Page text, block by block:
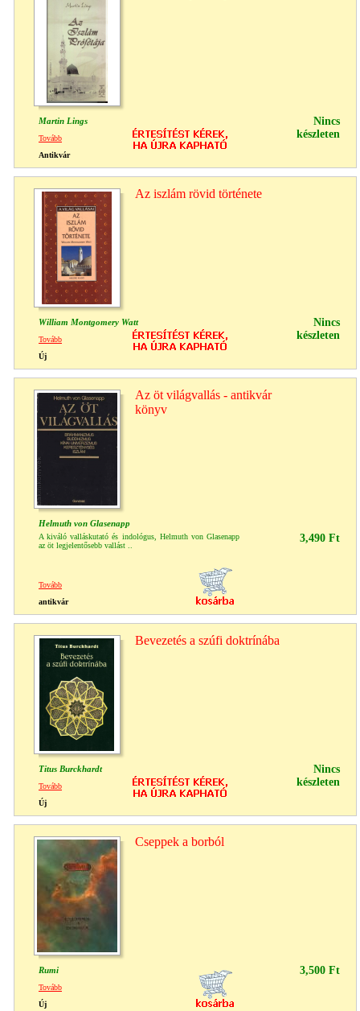
Martin Lings
Nincs
készleten
Tovább
Antikvár
Az iszlám rövid története
William Montgomery Watt
Nincs
készleten
Tovább
Új
Az öt világvallás - antikvár
könyv
Helmuth von Glasenapp
A kiváló valláskutató és indológus, Helmuth von Glasenapp
az öt legjelentősebb vallást ..
3,490 Ft
Tovább
antikvár
Bevezetés a szúfi doktrínába
Titus Burckhardt
Nincs
készleten
Tovább
Új
Cseppek a borból
Rumi 3,500 Ft
Tovább
Új